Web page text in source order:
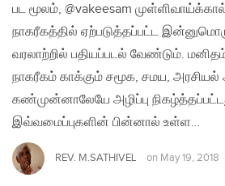
பட மூலம், @vakeesam
நாகரீகத்தில் ஏற்படுத்தப்பட்ட
வரலாற்றில் பதியப்படல் வேண்டும்.
நாகரீகம் காக்கும் சமூக, சமய,
கண்முன்னாலேயே அழிப்பு
இவ்வமைப்புகளின் பின்னால் உள்ள…
REV. M.SATHIVEL on May 19, 2018